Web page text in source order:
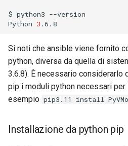
$ python3 --version
Python 3
Si noti che ansible viene fornito
python, diversa da quella di
3.6.8). È necessario considerarlo
pip i moduli python necessari
esempio pip3.11 install
Installazione da python pip